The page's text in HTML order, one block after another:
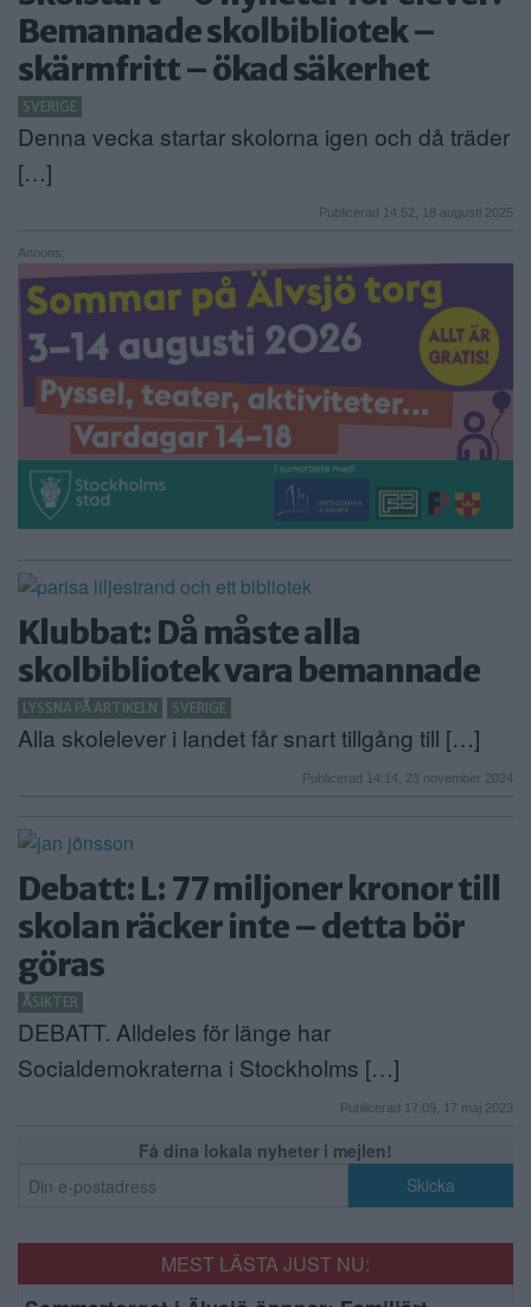
ANNONSERA
NÄRINGSLIV
MER
Bemannade skolbibliotek –
skärmfritt – ökad säkerhet
SVERIGE
Denna vecka startar skolorna igen och då träder
[…]
Publicerad 14:52, 18 augusti 2025
Annons:
Klubbat: Då måste alla
skolbibliotek vara bemannade
LYSSNA PÅ ARTIKELN SVERIGE
Alla skolelever i landet får snart tillgång till […]
Publicerad 14:14, 23 november 2024
Debatt: L: 77 miljoner kronor till
skolan räcker inte – detta bör
göras
ÅSIKTER
DEBATT. Alldeles för länge har
Socialdemokraterna i Stockholms […]
Publicerad 17:09, 17 maj 2023
Få dina lokala nyheter i mejlen!
MEST LÄSTA JUST NU: